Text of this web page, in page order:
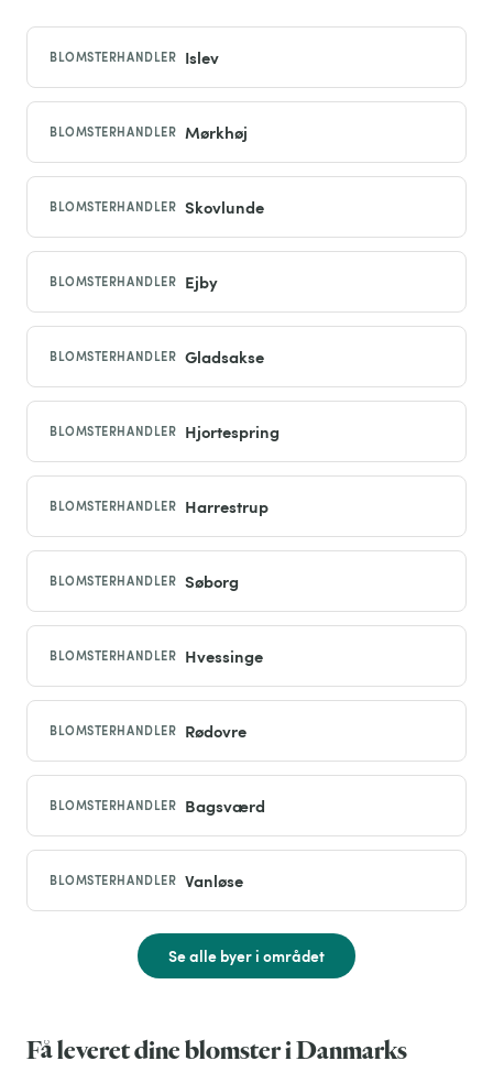
BLOMSTERHANDLER Islev
BLOMSTERHANDLER Mørkhøj
BLOMSTERHANDLER Skovlunde
BLOMSTERHANDLER Ejby
BLOMSTERHANDLER Gladsakse
BLOMSTERHANDLER Hjortespring
BLOMSTERHANDLER Harrestrup
BLOMSTERHANDLER Søborg
BLOMSTERHANDLER Hvessinge
BLOMSTERHANDLER Rødovre
BLOMSTERHANDLER Bagsværd
BLOMSTERHANDLER Vanløse
Se alle byer i området
Få leveret dine blomster i Danmarks